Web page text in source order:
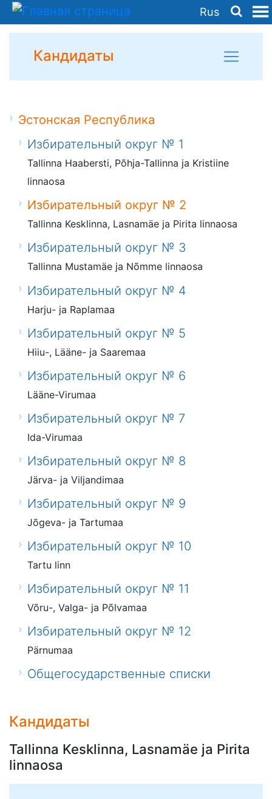
Rus
Кандидаты
Эстонская Республика
Избирательный округ № 1
Tallinna Haabersti, Põhja-Tallinna ja Kristiine
linnaosa
Избирательный округ № 2
Tallinna Kesklinna, Lasnamäe ja Pirita linnaosa
Избирательный округ № 3
Tallinna Mustamäe ja Nõmme linnaosa
Избирательный округ № 4
Harju- ja Raplamaa
Избирательный округ № 5
Hiiu-, Lääne- ja Saaremaa
Избирательный округ № 6
Lääne-Virumaa
Избирательный округ № 7
Ida-Virumaa
Избирательный округ № 8
Järva- ja Viljandimaa
Избирательный округ № 9
Jõgeva- ja Tartumaa
Избирательный округ № 10
Tartu linn
Избирательный округ № 11
Võru-, Valga- ja Põlvamaa
Избирательный округ № 12
Pärnumaa
Общегосударственные списки
Кандидаты
Tallinna Kesklinna, Lasnamäe ja Pirita
linnaosa